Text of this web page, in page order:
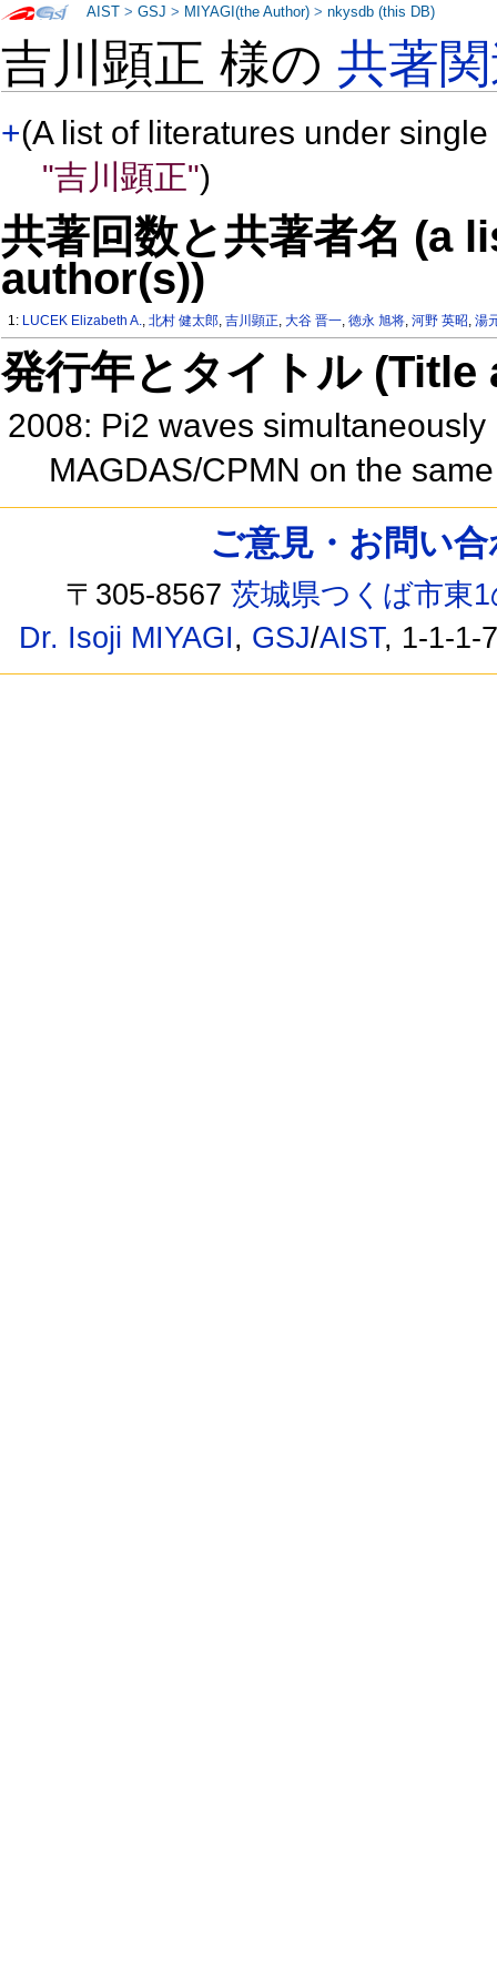
吉川顕正 様の共著
+(A list of literatures under
"吉川顕正")
共著回数と共著者名 (a
author(s))
1: LUCEK Elizabeth A.,北村 健太郎,吉川顕正,大谷 晋一,徳永 旭将,河野 英昭,湯
発行年とタイトル
2008: Pi2 waves
MAGDAS/CPMN on the
AIST >GSJ > MIYAGI(the Author) >nkysdb (this DB)
ご意見・お問い
〒305-8567茨城県つくば市東
Dr. Isoji MIYAGI, GSJ/AIST, 1-1-1-